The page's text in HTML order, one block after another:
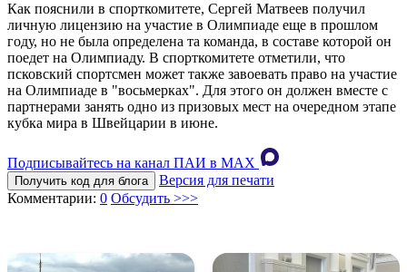
Как пояснили в спорткомитете, Сергей Матвеев получил
личную лицензию на участие в Олимпиаде еще в прошлом
году, но не была определена та команда, в составе которой он
поедет на Олимпиаду. В спорткомитете отметили, что
псковский спортсмен может также завоевать право на участие
на Олимпиаде в "восьмерках". Для этого он должен вместе с
партнерами занять одно из призовых мест на очередном этапе
кубка мира в Швейцарии в июне.
Подписывайтесь на канал ПАИ в MAХ
Получить код для блога
Версия для печати
Комментарии: 0 Обсудить >>>